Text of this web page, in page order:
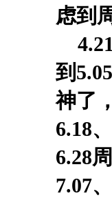
虑到
4.21
到
神了
6.18
6.28
7.07